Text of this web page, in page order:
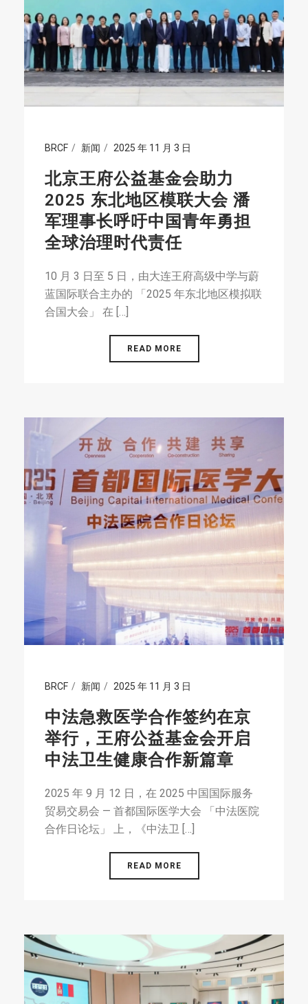
BRCF 新闻 2025 年 11 月 3 日
北京王府公益基金会助力
2025 东北地区模联大会 潘
军理事长呼吁中国青年勇担
全球治理时代责任
10 月 3 日至 5 日，由大连王府高级中学与蔚
蓝国际联合主办的 「2025 年东北地区模拟联
合国大会」 在 […]
READ MORE
BRCF 新闻 2025 年 11 月 3 日
中法急救医学合作签约在京
举行，王府公益基金会开启
中法卫生健康合作新篇章
2025 年 9 月 12 日，在 2025 中国国际服务
贸易交易会 — 首都国际医学大会 「中法医院
合作日论坛」 上，《中法卫 […]
READ MORE